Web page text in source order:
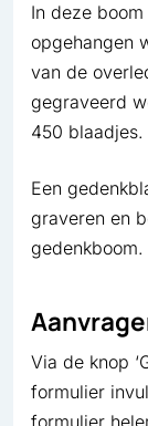
In deze
opgehangen
van de
gegraveerd
450 blaadjes.
Een
graveren en
gedenkboom.
Via de knop
formulier
formulier